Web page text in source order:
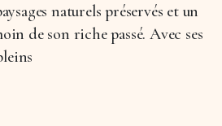
naturels préservés et un
de son riche passé. Avec ses